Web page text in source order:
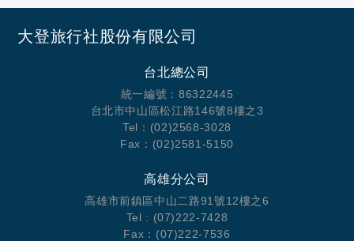
大登旅行社股份有限公司
台北總公司
統一編號：86322445
台北市中山區松江路146號8樓之3
Tel：(02)2568-3028
Fax：(02)2581-5150
高雄分公司
高雄市前鎮區中山二路91號12樓之6
Tel : (07)222-7428
Fax：(07)222-7536